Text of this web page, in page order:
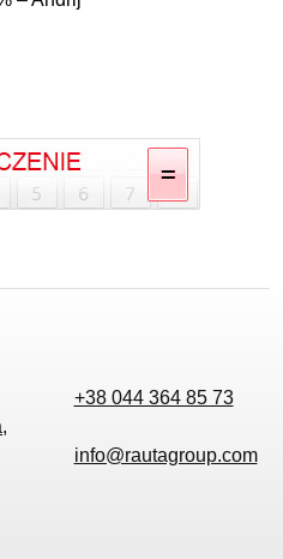
+38 044 364 85 73
info@rautagroup.com